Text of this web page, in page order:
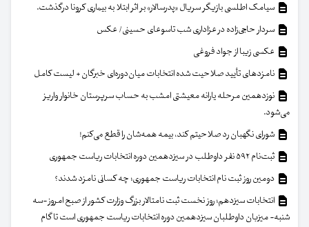
سیامک اطلسی بازیگر سریال «پدرسالار» بر اثر ابتلا به بیماری کرونا درگذشت.
سردار حاجی‌زاده در عزاداری شب تاسوعای حسینی/ عکس
عکسی زیبا از جواد فروغی
نامزدهای تأیید صلاحیت شده انتخابات میان‌دوره‌ای خبرگان + لیست کامل
نوزدهمین مرحله یارانه معیشتی امشب به حساب سرپرستان خانوار واریز
می‌شود.
شورای نگهبان رد صلاحیتم کند، بیمه همه‌شان را قطع می‌کنم!
ثبت‌نام ۵۹۲ نفر داوطلب در سیزدهمین دوره انتخابات ریاست جمهوری
دومین روز ثبت نام انتخابات ریاست جمهوری؛ چه کسانی نامزد شدند؟
انتخابات سیزدهم؛ روز نخست ثبت نامتالار بزرگ وزارت کشور از صبح امروز -سه
شنبه- میزبان داوطلبان سیزدهمین دوره انتخابات ریاست جمهوری است تا گام